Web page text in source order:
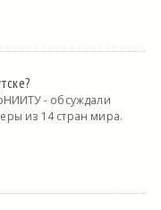
- обсуждали
из 14 стран мира.